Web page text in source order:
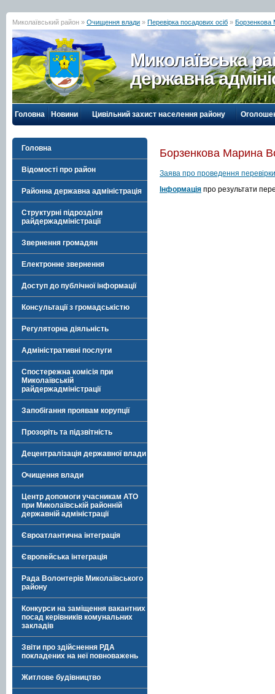
Миколаївський район » Очищення влади » Перевірка посадових осіб » Борзенкова
Миколаївська
державна
Головна Новини Цивільний захист населення району
Головна
Відомості про район
Районна державна адміністрація
Структурні підрозділи
райдержадміністрації
Звернення громадян
Електронне звернення
Доступ до публічної інформації
Консультації з громадськістю
Регуляторна діяльність
Адміністративні послуги
Спостережна комісія при
Миколаївській
райдержадміністрації
Запобігання проявам корупції
Прозоріть та підзвітність
Децентралізація державної влади
Очищення влади
Центр допомоги учасникам АТО
при Миколаївській районній
державній адміністрації
Євроатлантична інтеграція
Європейська інтеграція
Рада Волонтерів Миколаївського
району
Конкурси на заміщення вакантних
посад керівників комунальних
закладів
Звіти про здійснення РДА
покладених на неї повноважень
Житлове будівництво
Борзенкова Марина
Заява про проведення
Інформація про результати